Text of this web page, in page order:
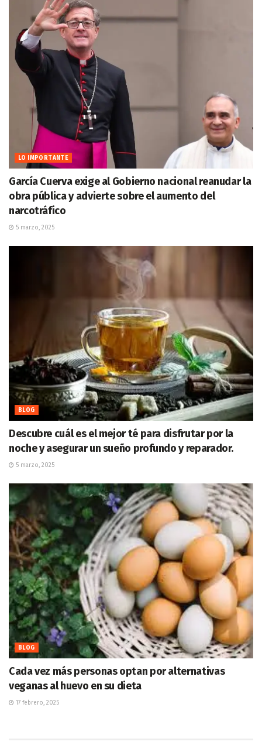
LO IMPORTANTE
García Cuerva exige al Gobierno nacional reanudar la
obra pública y advierte sobre el aumento del
narcotráfico
5 marzo, 2025
BLOG
Descubre cuál es el mejor té para disfrutar por la
noche y asegurar un sueño profundo y reparador.
5 marzo, 2025
BLOG
Cada vez más personas optan por alternativas
veganas al huevo en su dieta
17 febrero, 2025